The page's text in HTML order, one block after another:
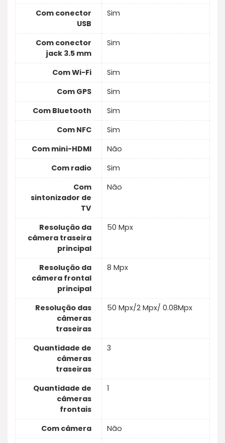
Com conector
USB
Sim
Com conector
jack 3.5 mm
Sim
Com Wi-Fi
Sim
Com GPS
Sim
Com Bluetooth
Sim
Com NFC
Sim
Com mini-HDMI
Não
Com radio
Sim
Com
sintonizador de
TV
Não
Resolução da
câmera traseira
principal
50 Mpx
Resolução da
câmera frontal
principal
8 Mpx
Resolução das
câmeras
traseiras
50 Mpx/2 Mpx/ 0.08Mpx
Quantidade de
câmeras
traseiras
3
Quantidade de
câmeras
frontais
1
Com câmera
Não